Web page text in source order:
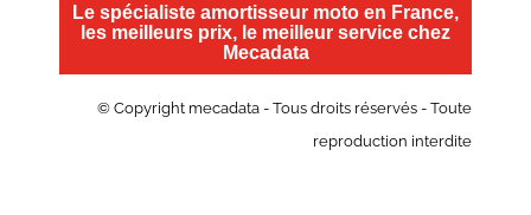
Le spécialiste amortisseur moto en France,
les meilleurs prix, le meilleur service chez
Mecadata
© Copyright mecadata - Tous droits réservés - Toute
reproduction interdite